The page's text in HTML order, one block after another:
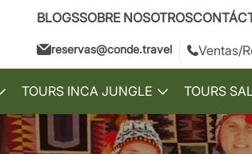
BLOGSSOBRE NOSOTROS
reservas@conde.travel Ventas/
Toggle
submenu
TOURS INCA JUNGLE
Toggle
submenu
TOURS